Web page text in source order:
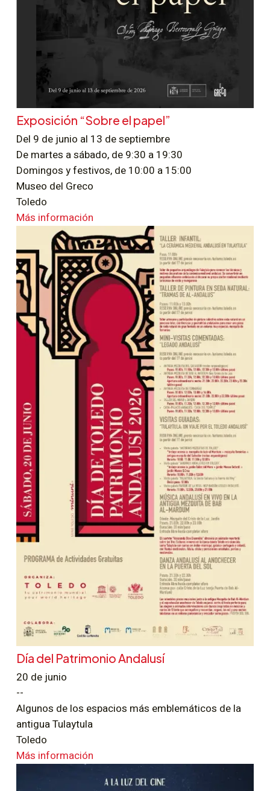
Exposición “Sobre el papel”
Del 9 de junio al 13 de septiembre
De martes a sábado, de 9:30 a 19:30
Domingos y festivos, de 10:00 a 15:00
Museo del Greco
Toledo
Más información
Día del Patrimonio Andalusí
20 de junio
--
Algunos de los espacios más emblemáticos de la
antigua Tulaytula
Toledo
Más información